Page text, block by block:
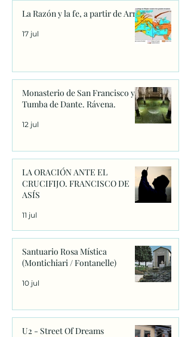
La Razón y la fe, a partir de Arrio
17 jul
Monasterio de San Francisco y
Tumba de Dante. Rávena.
12 jul
LA ORACIÓN ANTE EL
CRUCIFIJO. FRANCISCO DE
ASÍS
11 jul
Santuario Rosa Mística
(Montichiari / Fontanelle)
10 jul
U2 - Street Of Dreams